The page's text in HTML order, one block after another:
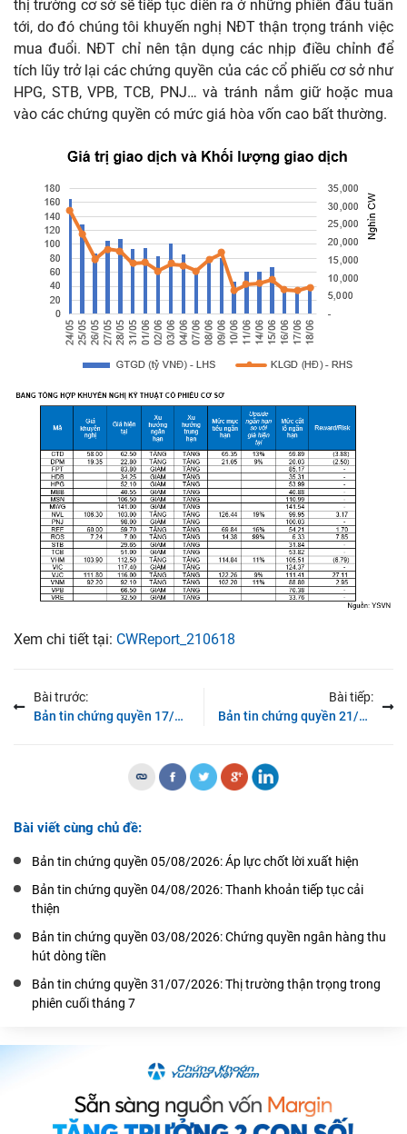
thị trường cơ sở sẽ tiếp tục diễn ra ở những phiên đầu tuần
tới, do đó chúng tôi khuyến nghị NĐT thận trọng tránh việc
mua đuổi. NĐT chỉ nên tận dụng các nhịp điều chỉnh để
tích lũy trở lại các chứng quyền của các cổ phiếu cơ sở như
HPG, STB, VPB, TCB, PNJ… và tránh nắm giữ hoặc mua
vào các chứng quyền có mức giá hòa vốn cao bất thường.
Xem chi tiết tại: CWReport_210618
Bài trước:
Bản tin chứng quyền 17/06/2021: Diễn biến trầm lắng
Bài tiếp:
Bản tin chứng quyền 21/06/2021: Áp lực chốt lời quay trở lại
Bài viết cùng chủ đề:
Bản tin chứng quyền 05/08/2026: Áp lực chốt lời xuất hiện
Bản tin chứng quyền 04/08/2026: Thanh khoản tiếp tục cải
thiện
Bản tin chứng quyền 03/08/2026: Chứng quyền ngân hàng thu
hút dòng tiền
Bản tin chứng quyền 31/07/2026: Thị trường thận trọng trong
phiên cuối tháng 7